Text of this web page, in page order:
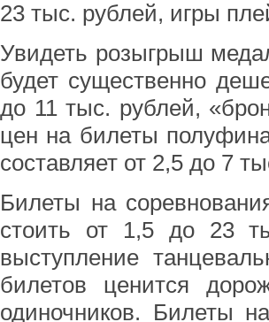
23 тыс. рублей, игры
Увидеть розыгрыш
будет существенно
до 11 тыс. рублей,
цен на билеты
составляет от 2,5 до 7
Билеты на
стоить от 1,5 до 23
выступление
билетов ценится
одиночников. Билеты